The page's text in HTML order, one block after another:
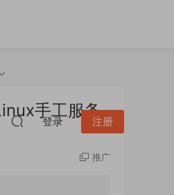
登录 注册
手工服务
推广